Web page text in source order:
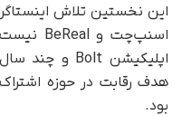
این نخستین تلاش
هدف رقابت در حوزه
بود.